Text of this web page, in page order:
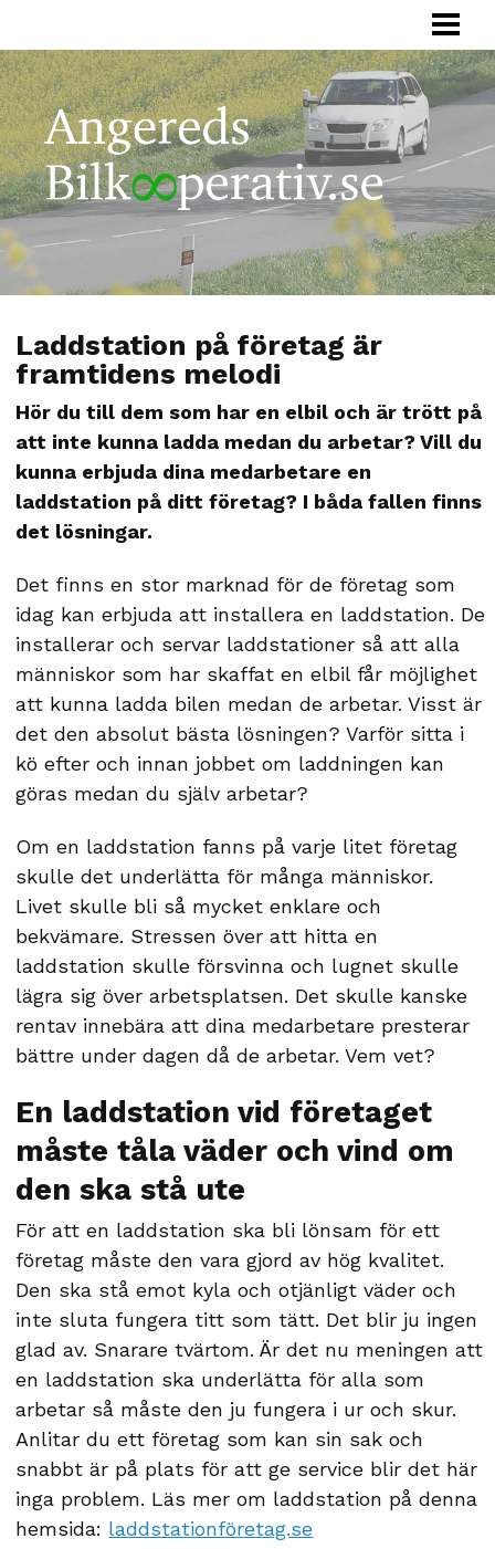
BILKOOPERATIV
HUR FUNGERAR
FÖRETAG
SAMÅKNING
OM OSS
Laddstation på företag är
framtidens melodi
Hör du till dem som har en elbil och är trött på
att inte kunna ladda medan du arbetar? Vill du
kunna erbjuda dina medarbetare en
laddstation på ditt företag? I båda fallen finns
det lösningar.
Det finns en stor marknad för de företag som
idag kan erbjuda att installera en laddstation. De
installerar och servar laddstationer så att alla
människor som har skaffat en elbil får möjlighet
att kunna ladda bilen medan de arbetar. Visst är
det den absolut bästa lösningen? Varför sitta i
kö efter och innan jobbet om laddningen kan
göras medan du själv arbetar?
Om en laddstation fanns på varje litet företag
skulle det underlätta för många människor.
Livet skulle bli så mycket enklare och
bekvämare. Stressen över att hitta en
laddstation skulle försvinna och lugnet skulle
lägra sig över arbetsplatsen. Det skulle kanske
rentav innebära att dina medarbetare presterar
bättre under dagen då de arbetar. Vem vet?
En laddstation vid företaget
måste tåla väder och vind om
den ska stå ute
För att en laddstation ska bli lönsam för ett
företag måste den vara gjord av hög kvalitet.
Den ska stå emot kyla och otjänligt väder och
inte sluta fungera titt som tätt. Det blir ju ingen
glad av. Snarare tvärtom. Är det nu meningen att
en laddstation ska underlätta för alla som
arbetar så måste den ju fungera i ur och skur.
Anlitar du ett företag som kan sin sak och
snabbt är på plats för att ge service blir det här
inga problem. Läs mer om laddstation på denna
hemsida: laddstationföretag.se